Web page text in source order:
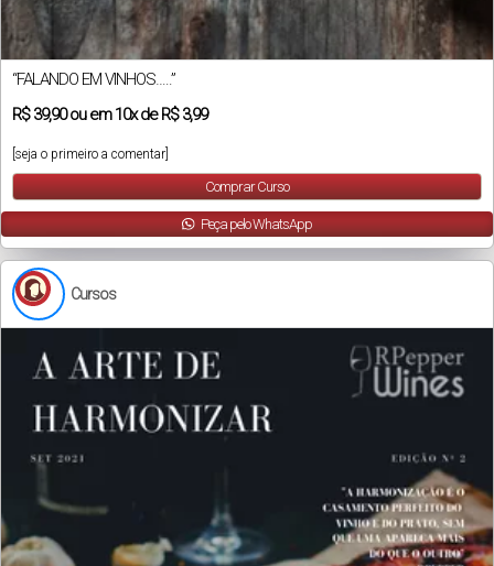
“FALANDO EM VINHOS…..”
R$39,90ou em10xde R$ 3,99
[seja o primeiro a comentar]
Comprar Curso
Peça pelo WhatsApp
Cursos